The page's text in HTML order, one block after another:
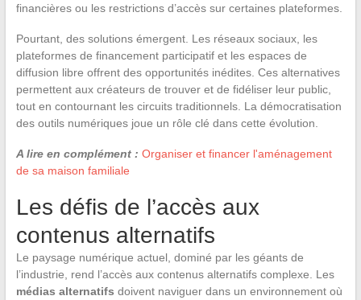
financières ou les restrictions d’accès sur certaines plateformes.
Pourtant, des solutions émergent. Les réseaux sociaux, les
plateformes de financement participatif et les espaces de
diffusion libre offrent des opportunités inédites. Ces alternatives
permettent aux créateurs de trouver et de fidéliser leur public,
tout en contournant les circuits traditionnels. La démocratisation
des outils numériques joue un rôle clé dans cette évolution.
A lire en complément : Organiser et financer l'aménagement
de sa maison familiale
Les défis de l’accès aux
contenus alternatifs
Le paysage numérique actuel, dominé par les géants de
l’industrie, rend l’accès aux contenus alternatifs complexe. Les
médias alternatifs doivent naviguer dans un environnement où